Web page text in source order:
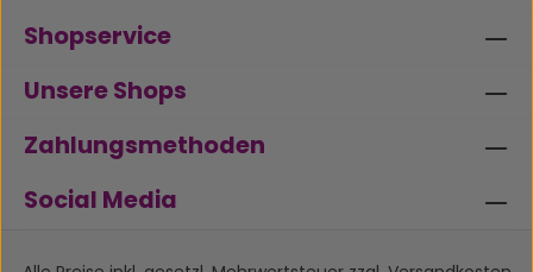
Shopservice
Unsere Shops
Zahlungsmethoden
Social Media